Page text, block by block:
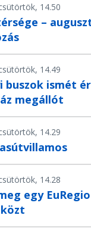
14.50
–
14.49
buszok ismét
megállót
14.29
14.28
egy